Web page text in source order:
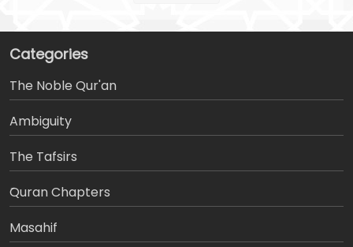
Categories
The Noble Qur'an
Ambiguity
The Tafsirs
َQuran Chapters
Masahif